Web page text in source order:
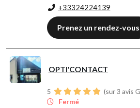
+33324224139
Prenez un rendez-vous
OPTI'CONTACT
5
(sur 3 avis
Fermé